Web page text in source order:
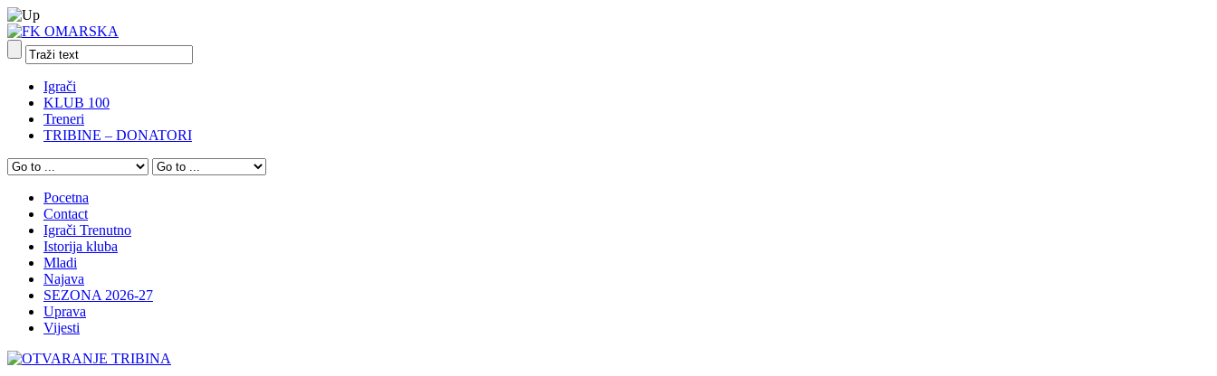
Igrači
KLUB 100
Treneri
TRIBINE – DONATORI
Pocetna
Contact
Igrači Trenutno
Istorija kluba
Mladi
Najava
SEZONA 2026-27
Uprava
Vijesti